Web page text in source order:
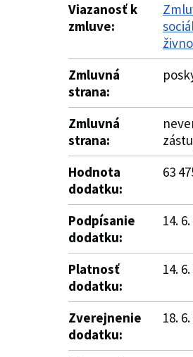
Viazanosť k
zmluve:
Zmluvná
strana:
Zmluvná
strana:
Hodnota
dodatku:
63
Podpísanie
dodatku:
14.
Platnosť
dodatku:
14.
Zverejnenie
dodatku:
18.